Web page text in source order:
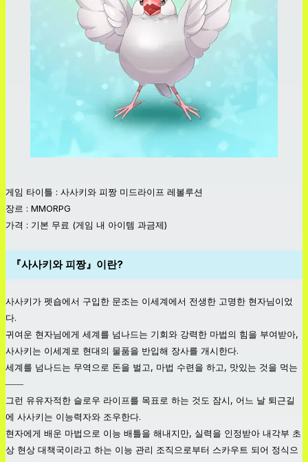
게임 타이틀 : 사사키와 피짱 미드라이프 레볼루션
장르 : MMORPG
가격 : 기본 무료 (게임 내 아이템 과금제)
『사사키와 피짱』이란?
사사키가 펫숍에서 구입한 문조는 이세계에서 전생한 고명한 현자님이었
다.
귀여운 현자님에게 세계를 넘나드는 기회와 강력한 마법의 힘을 부여받아,
사사키는 이세계로 현대의 물품을 반입해 장사를 개시한다.
세계를 넘나드는 무역으로 돈을 벌고, 마법 수련을 하고, 맛있는 것을 먹는
――
그런 유유자적한 슬로우 라이프를 목표로 하는 것도 잠시, 어느 날 퇴근길
에 사사키는 이능력자와 조우한다.
현자에게 배운 마법으로 이능 배틀을 해내지만, 실력을 인정받아 내각부 초
상 현상 대책국이라고 하는 이능 관리 조직으로부터 스카우트 되어 정식으